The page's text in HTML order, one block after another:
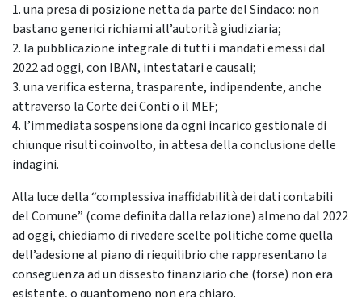
1. una presa di posizione netta da parte del Sindaco: non
bastano generici richiami all’autorità giudiziaria;
2. la pubblicazione integrale di tutti i mandati emessi dal
2022 ad oggi, con IBAN, intestatari e causali;
3. una verifica esterna, trasparente, indipendente, anche
attraverso la Corte dei Conti o il MEF;
4. l’immediata sospensione da ogni incarico gestionale di
chiunque risulti coinvolto, in attesa della conclusione delle
indagini.
Alla luce della “complessiva inaffidabilità dei dati contabili
del Comune” (come definita dalla relazione) almeno dal 2022
ad oggi, chiediamo di rivedere scelte politiche come quella
dell’adesione al piano di riequilibrio che rappresentano la
conseguenza ad un dissesto finanziario che (forse) non era